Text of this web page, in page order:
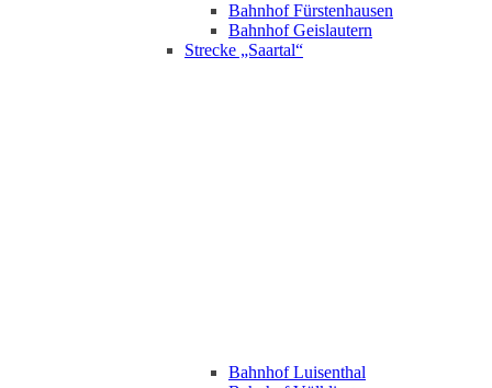
Bahnhof Fürstenhausen
Bahnhof Geislautern
Strecke „Saartal“
Bahnhof Luisenthal